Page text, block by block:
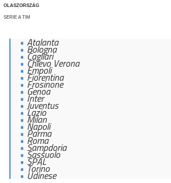
OLASZORSZÁG
SERIE A TIM
Atalanta
Bologna
Cagliari
Chievo Verona
Empoli
Fiorentina
Frosinone
Genoa
Inter
Juventus
Lazio
Milan
Napoli
Parma
Roma
Sampdoria
Sassuolo
SPAL
Torino
Udinese